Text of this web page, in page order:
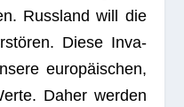
Russ­land will die
Diese Inva­
euro­päi­schen,
Daher wer­den